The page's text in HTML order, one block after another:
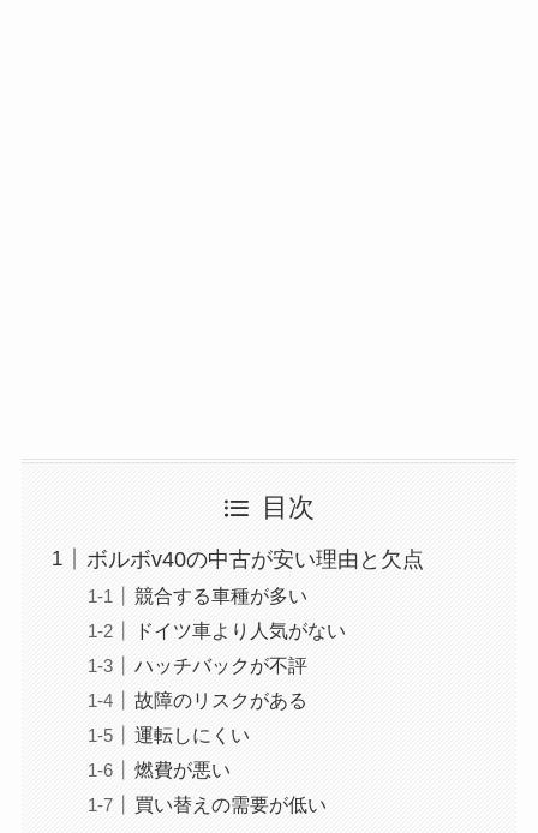
目次
ボルボv40の中古が安い理由と欠点
競合する車種が多い
ドイツ車より人気がない
ハッチバックが不評
故障のリスクがある
運転しにくい
燃費が悪い
買い替えの需要が低い